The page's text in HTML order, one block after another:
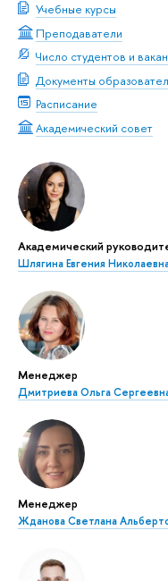
Учебные курсы
Преподаватели
Число студентов и
Документы
Расписание
Академический совет
Академический
Шлягина Евгения
Менеджер
Дмитриева Ольга
Менеджер
Жданова Светлана